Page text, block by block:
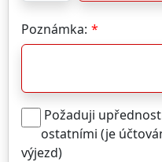
Poznámka:
Požaduji
ostatními (je
výjezd)